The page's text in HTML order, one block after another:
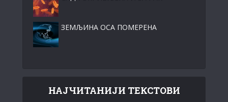
ЗЕМЉИНА ОСА ПОМЕРЕНА
НАЈЧИТАНИЈИ ТЕКСТОВИ